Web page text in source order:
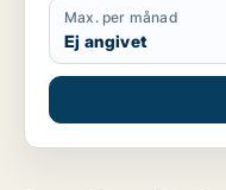
Max. per månad
Ej angivet